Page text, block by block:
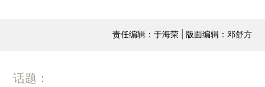
责任编辑：于海荣 | 版面编辑：邓舒方
话题：